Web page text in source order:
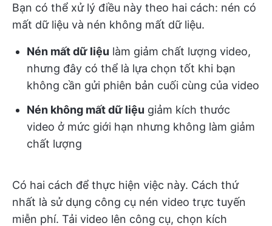
Bạn có thể xử lý điều này theo hai cách: nén có
mất dữ liệu và nén không mất dữ liệu.
Nén mất dữ liệu làm giảm chất lượng video,
nhưng đây có thể là lựa chọn tốt khi bạn
không cần gửi phiên bản cuối cùng của video
Nén không mất dữ liệu giảm kích thước
video ở mức giới hạn nhưng không làm giảm
chất lượng
Có hai cách để thực hiện việc này. Cách thứ
nhất là sử dụng công cụ nén video trực tuyến
miễn phí. Tải video lên công cụ, chọn kích